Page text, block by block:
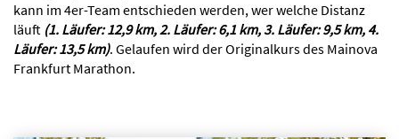
kann im 4er-Team entschieden werden, wer welche Distanz
läuft (1. Läufer: 12,9 km, 2. Läufer: 6,1 km, 3. Läufer: 9,5 km, 4.
Läufer: 13,5 km). Gelaufen wird der Originalkurs des Mainova
Frankfurt Marathon.